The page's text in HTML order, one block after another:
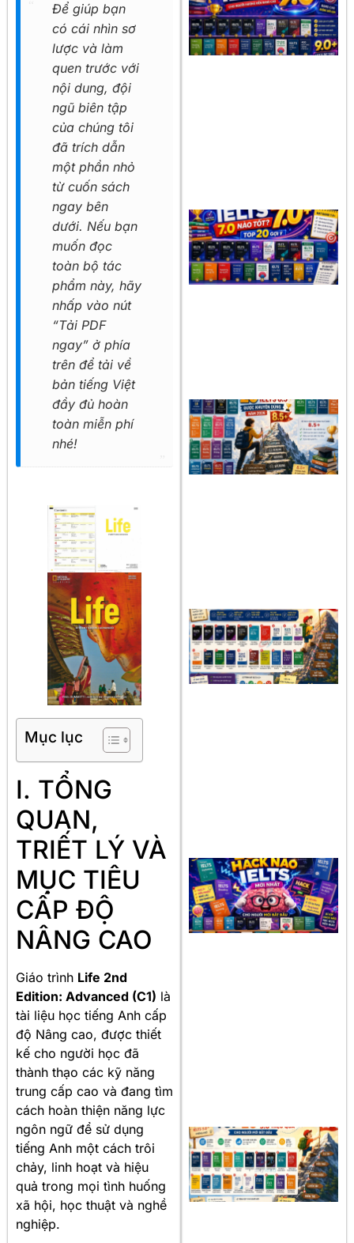
Để giúp bạn
có cái nhìn sơ
lược và làm
quen trước với
nội dung, đội
ngũ biên tập
của chúng tôi
đã trích dẫn
một phần nhỏ
từ cuốn sách
ngay bên
dưới. Nếu bạn
muốn đọc
toàn bộ tác
phẩm này, hãy
nhấp vào nút
“Tải PDF
ngay” ở phía
trên để tải về
bản tiếng Việt
đầy đủ hoàn
toàn miễn phí
nhé!
Mục lục
I. TỔNG
QUAN,
TRIẾT LÝ VÀ
MỤC TIÊU
CẤP ĐỘ
NÂNG CAO
Giáo trình Life 2nd
Edition: Advanced (C1) là
tài liệu học tiếng Anh cấp
độ Nâng cao, được thiết
kế cho người học đã
thành thạo các kỹ năng
trung cấp cao và đang tìm
cách hoàn thiện năng lực
ngôn ngữ để sử dụng
tiếng Anh một cách trôi
chảy, linh hoạt và hiệu
quả trong mọi tình huống
xã hội, học thuật và nghề
nghiệp.